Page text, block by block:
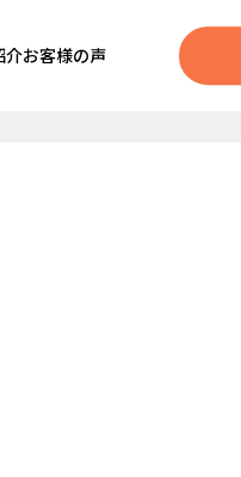
介お客様の声